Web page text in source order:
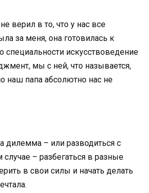
верил в то, что у нас все
за меня, она готовилась к
специальности искусствоведение
мы с ней, что называется,
наш папа абсолютно нас не
дилемма – или разводиться с
– разбегаться в разные
в свои силы и начать делать